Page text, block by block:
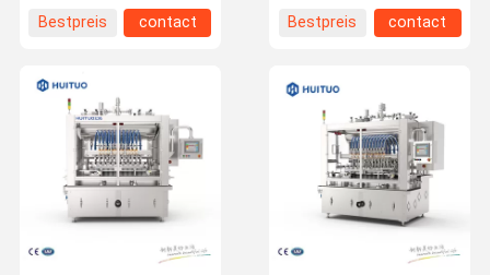
Bestpreis
contact
Bestpreis
contact